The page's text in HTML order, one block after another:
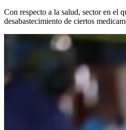
Con respecto a la salud, sector en el
desabastecimiento de ciertos